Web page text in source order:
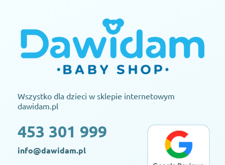
Wszystko dla dzieci w sklepie internetowym
dawidam.pl
453 301 999
info@dawidam.pl